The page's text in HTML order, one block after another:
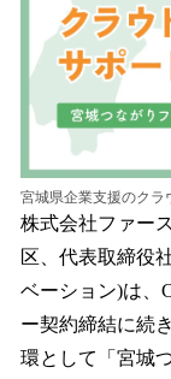
込
み
宮城県企業支援のクラ
株式会社ファー
区、代表取締役
ベーション)は、
ー契約締結に続
環として「宮城